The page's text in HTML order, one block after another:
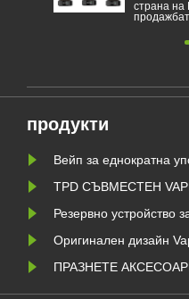
която забрани
продукти
Вейп за еднократна
TPD СЪВМЕСТЕН
Резервно устройство
Оригинален дизайн
ПРАЗНЕТЕ